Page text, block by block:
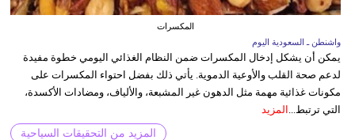
المكسرات
واشنطن ـ السعودية اليوم
يمكن أن يشكل إدخال المكسرات ضمن النظام الغذائي اليومي خطوة مفيدة
لدعم صحة القلب والأوعية الدموية. يأتي ذلك بفضل احتواء المكسرات على
مكونات غذائية مهمة مثل الدهون غير المشبعة، والألياف، ومضادات الأكسدة،
التي ترتبط...
المزيد
المزيد من التحقيقات السياحية